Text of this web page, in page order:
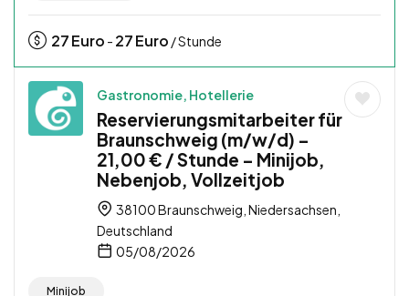
27Euro - 27Euro / Stunde
Gastronomie, Hotellerie
Reservierungsmitarbeiter für
Braunschweig (m/w/d) –
21,00 € / Stunde – Minijob,
Nebenjob, Vollzeitjob
38100 Braunschweig, Niedersachsen,
Deutschland
05/08/2026
Minijob